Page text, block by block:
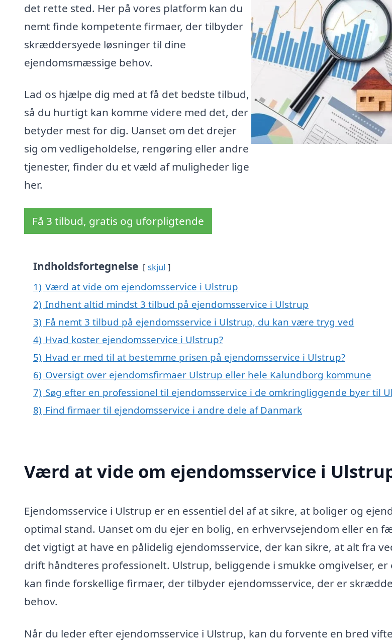
det rette sted. Her på vores platform kan du
nemt finde kompetente firmaer, der tilbyder
skræddersyede løsninger til dine
ejendomsmæssige behov.
Lad os hjælpe dig med at få det bedste tilbud,
så du hurtigt kan komme videre med det, der
betyder mest for dig. Uanset om det drejer
sig om vedligeholdelse, rengøring eller andre
tjenester, finder du et væld af muligheder lige
her.
Få 3 tilbud, gratis og uforpligtende
Indholdsfortegnelse skjul
1) Værd at vide om ejendomsservice i Ulstrup
2) Indhent altid mindst 3 tilbud på ejendomsservice i Ulstrup
3) Få nemt 3 tilbud på ejendomsservice i Ulstrup, du kan være tryg ved
4) Hvad koster ejendomsservice i Ulstrup?
5) Hvad er med til at bestemme prisen på ejendomsservice i Ulstrup?
6) Oversigt over ejendomsfirmaer Ulstrup eller hele Kalundborg kommune
7) Søg efter en professionel til ejendomsservice i de omkringliggende byer til
8) Find firmaer til ejendomsservice i andre dele af Danmark
Værd at vide om ejendomsservice i
Ejendomsservice i Ulstrup er en essentiel del af at sikre, at boliger og
optimal stand. Uanset om du ejer en bolig, en erhvervsejendom eller en
det vigtigt at have en pålidelig ejendomsservice, der kan sikre, at alt fra
drift håndteres professionelt. Ulstrup, beliggende i smukke omgivelser, er
kan finde forskellige firmaer, der tilbyder ejendomsservice, der er
behov.
Når du leder efter ejendomsservice i Ulstrup, kan du forvente en bred